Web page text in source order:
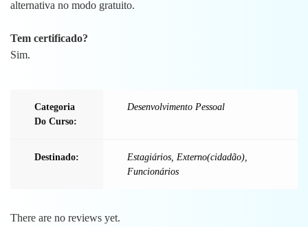
alternativa no modo gratuito.
Tem certificado?
Sim.
Categoria
Do Curso:
Desenvolvimento Pessoal
Destinado: Estagiários Externo(cidadão)
Funcionários
There are no reviews yet.